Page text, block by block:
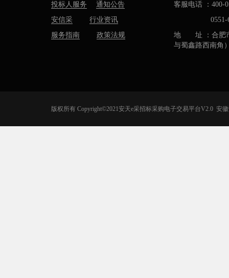
投标人服务
通知公告
安信采
行业资讯
服务指南
政策法规
客服电话 ：400-
0551-
地 址 ：合肥市
与蜀鑫路西南角
版权所有 Copyright©2021安天e采招标采购电子交易平台V2.0 安